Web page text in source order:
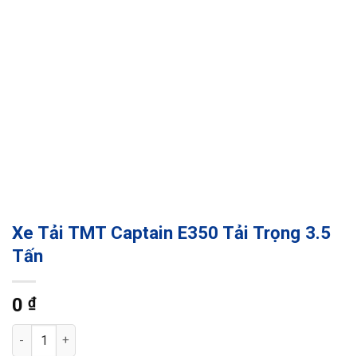
Xe Tải TMT Captain E350 Tải Trọng 3.5
Tấn
0 ₫
Xe Tải TMT Captain E350 Tải Trọng 3.5 Tấn số lượng